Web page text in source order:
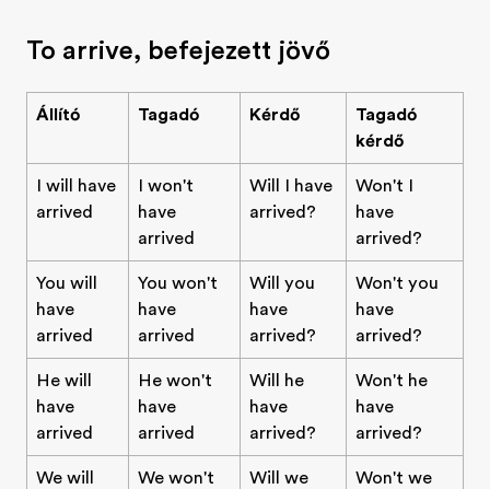
To arrive, befejezett jövő
Állító Tagadó Kérdő
Tagadó
kérdő
I will have
arrived
I won't
have
arrived
Will I have
arrived?
Won't I
have
arrived?
You will
have
arrived
You won't
have
arrived
Will you
have
arrived?
Won't you
have
arrived?
He will
have
arrived
He won't
have
arrived
Will he
have
arrived?
Won't he
have
arrived?
We will
We won't
Will we
Won't we